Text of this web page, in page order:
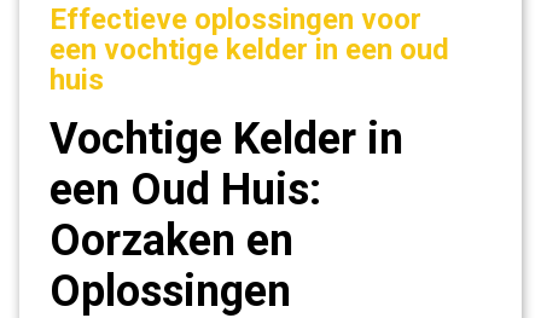
Effectieve oplossingen voor
een vochtige kelder in een oud
huis
Vochtige Kelder in
een Oud Huis:
Oorzaken en
Oplossingen